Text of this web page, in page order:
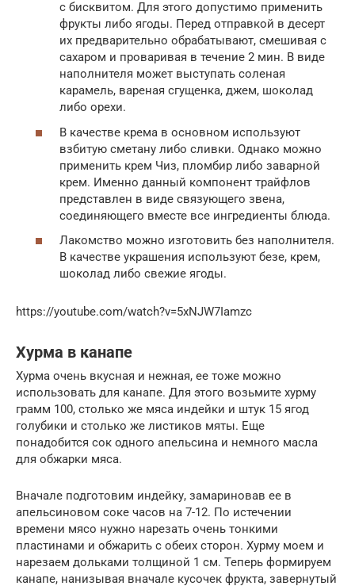
с бисквитом. Для этого допустимо применить
фрукты либо ягоды. Перед отправкой в десерт
их предварительно обрабатывают, смешивая с
сахаром и проваривая в течение 2 мин. В виде
наполнителя может выступать соленая
карамель, вареная сгущенка, джем, шоколад
либо орехи.
В качестве крема в основном используют
взбитую сметану либо сливки. Однако можно
применить крем Чиз, пломбир либо заварной
крем. Именно данный компонент трайфлов
представлен в виде связующего звена,
соединяющего вместе все ингредиенты блюда.
Лакомство можно изготовить без наполнителя.
В качестве украшения используют безе, крем,
шоколад либо свежие ягоды.
https://youtube.com/watch?v=5xNJW7Iamzc
Хурма в канапе
Хурма очень вкусная и нежная, ее тоже можно
использовать для канапе. Для этого возьмите хурму
грамм 100, столько же мяса индейки и штук 15 ягод
голубики и столько же листиков мяты. Еще
понадобится сок одного апельсина и немного масла
для обжарки мяса.
Вначале подготовим индейку, замариновав ее в
апельсиновом соке часов на 7-12. По истечении
времени мясо нужно нарезать очень тонкими
пластинами и обжарить с обеих сторон. Хурму моем и
нарезаем дольками толщиной 1 см. Теперь формируем
канапе, нанизывая вначале кусочек фрукта, завернутый